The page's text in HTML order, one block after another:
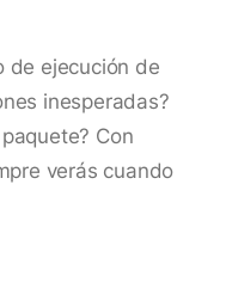
de ejecución de
inesperadas?
Con
verás cuando